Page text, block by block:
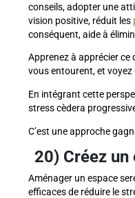
conseils, adopter une
vision positive, réduit les
conséquent, aide à
Apprenez à apprécier ce
vous entourent, et
En intégrant cette
stress cèdera
C’est une approche
20) Créez
Aménager un espace
efficaces de réduire le